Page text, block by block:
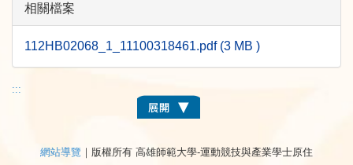
相關檔案
112HB02068_1_11100318461.pdf (3 MB )
:::
網站導覽 ｜版權所有 高雄師範大學-運動競技與產業學士原住